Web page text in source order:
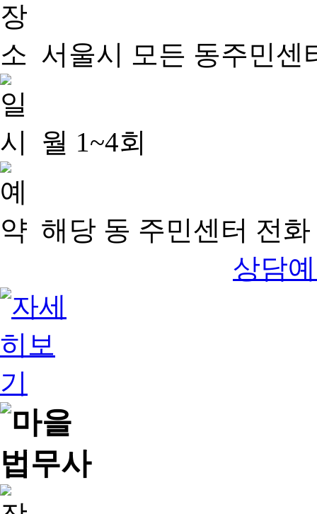
서울시 모든 동주민센
월 1~4회
해당 동 주민센터 전
상담